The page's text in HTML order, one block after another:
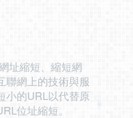
址縮短、縮短網
聯網上的技術與服
小的URL以代替原
位址縮短。